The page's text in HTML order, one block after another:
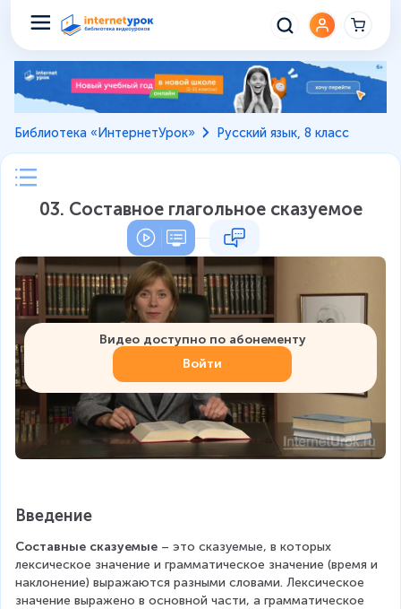
Библиотека «ИнтернетУрок» Русский язык, 8 класс
03. Составное глагольное сказуемое
Видео доступно по абонементу
Войти
Введение
Составные сказуемые – это сказуемые, в которых
лексическое значение и грамматическое значение (время и
наклонение) выражаются разными словами. Лексическое
значение выражено в основной части, а грамматическое